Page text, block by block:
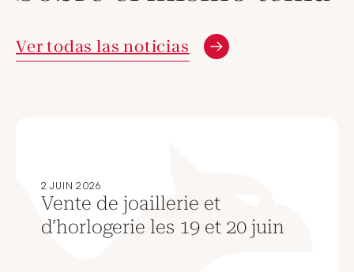
Ver todas las noticias
2 JUIN 2026
Vente de joaillerie et
d’horlogerie les 19 et 20 juin